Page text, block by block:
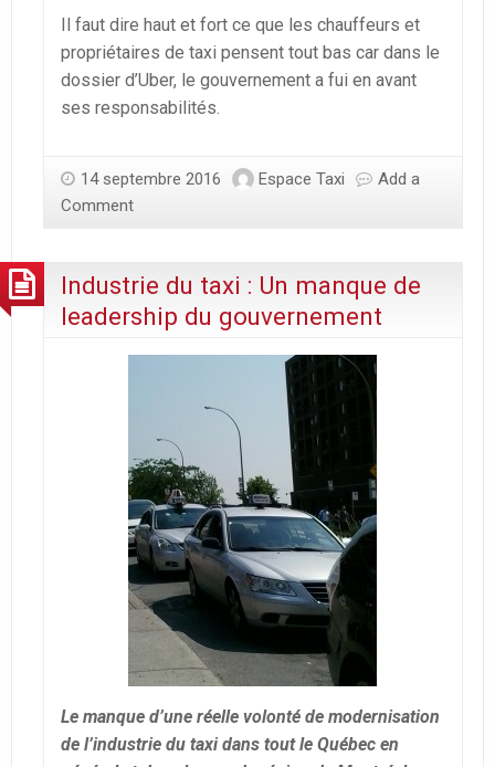
Il faut dire haut et fort ce que les chauffeurs et
propriétaires de taxi pensent tout bas car dans le
dossier d’Uber, le gouvernement a fui en avant
ses responsabilités.
14 septembre 2016 Espace Taxi
Add a
Comment
Industrie du taxi : Un manque de
leadership du gouvernement
Le manque d’une réelle volonté de modernisation
de l’industrie du taxi dans tout le Québec en